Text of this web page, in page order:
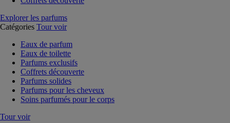
Explorer les parfums
Catégories Tour voir
Eaux de parfum
Eaux de toilette
Parfums exclusifs
Coffrets découverte
Parfums solides
Parfums pour les cheveux
Soins parfumés pour le corps
Tour voir